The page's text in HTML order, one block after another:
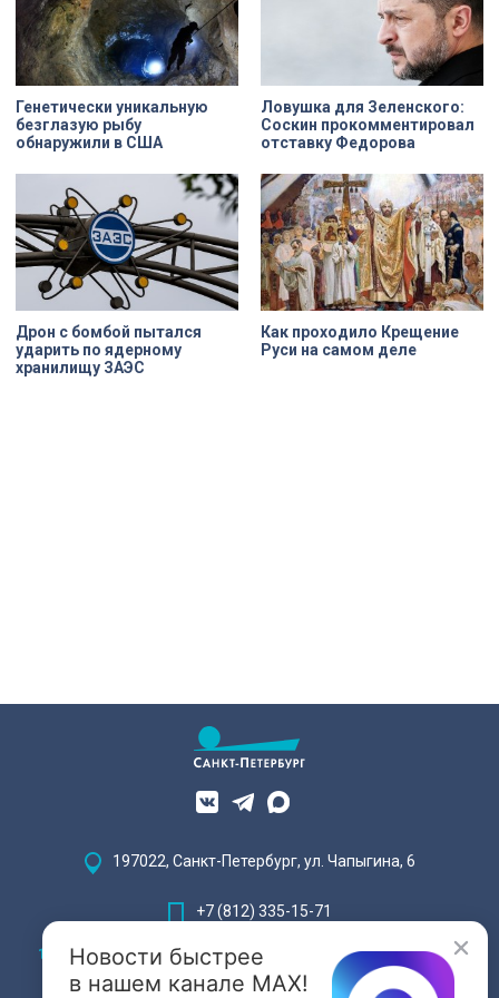
Генетически уникальную
безглазую рыбу
обнаружили в США
Ловушка для Зеленского:
Соскин прокомментировал
отставку Федорова
Дрон с бомбой пытался
ударить по ядерному
хранилищу ЗАЭС
Как проходило Крещение
Руси на самом деле
Новости быстрее
в нашем канале MAX!
197022, Санкт-Петербург, ул. Чапыгина, 6
+7 (812) 335-15-71
Внимание! Отдельные видеоматериалы, размещенные на настоящем
сайте, могут содержать информацию, предназначенную для лиц,
достигших 18 лет.